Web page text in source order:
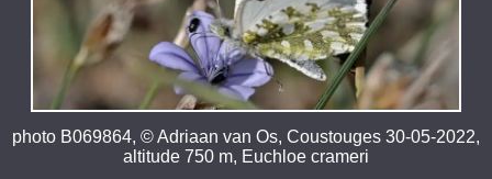
photo B069864, © Adriaan van Os, Coustouges 30-05-2022,
altitude 750 m, Euchloe crameri